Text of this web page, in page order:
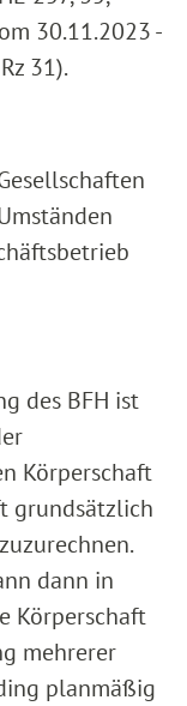
30.11.2023 -
31).
des BFH ist
Körperschaft
grundsätzlich
dann in
Körperschaft
mehrerer
planmäßig